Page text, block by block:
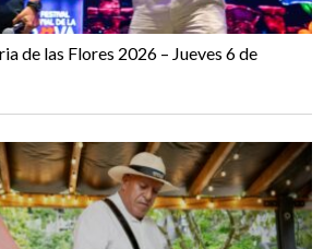
de las Flores 2026 – Jueves 6 de